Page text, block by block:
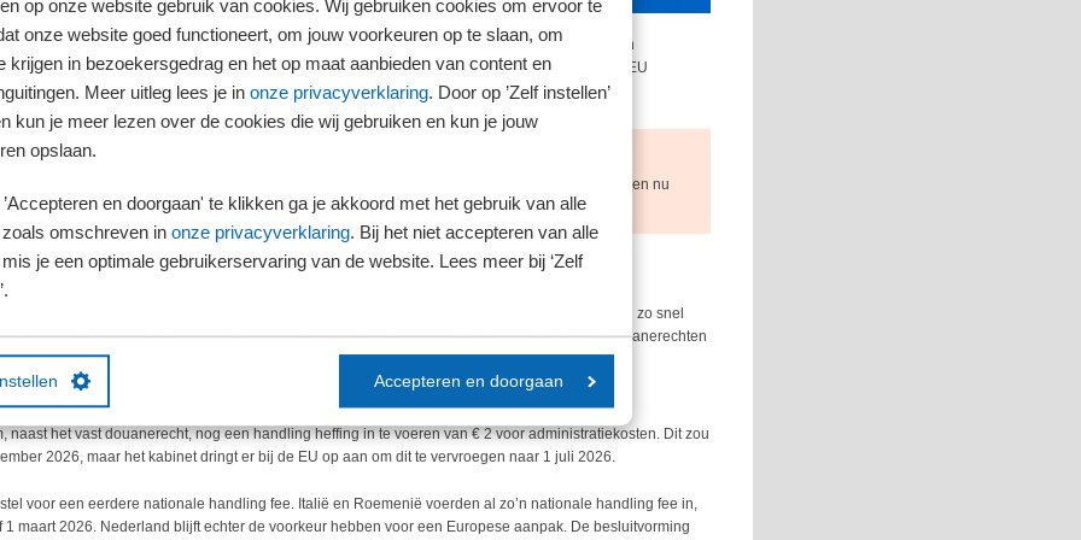
op onze website gebruik van cookies. Wij gebruiken cookies om ervoor te
onze website goed functioneert, om jouw voorkeuren op te slaan, om
krijgen in bezoekersgedrag en het op maat aanbieden van content en
Meer uitleg lees je in onze privacyverklaring. Door op ’Zelf instellen’
kun je meer lezen over de cookies die wij gebruiken en kun je jouw
opslaan.
en doorgaan' te klikken ga je akkoord met het gebruik van alle
omschreven in onze privacyverklaring. Bij het niet accepteren van alle
je een optimale gebruikerservaring van de website. Lees meer bij ‘Zelf
Accepteren en doorgaan
toepassing op alle goederen die de EU binnenkomen als de verkopers van buiten de EU zijn
voor invoer van de EU. In het éénloketsysteem is 93% van alle e-commerce naar de EU
alleen gelden voor pakketten met een waarde tot € 150. Voor pakketten van € 150 of meer gelden nu
tot 2028. De Raad van de Europese Unie heeft namelijk in november 2025 al toegezegd zo snel
kleine pakketten in te voeren. Na invoering zal over alle goederen van minder dan € 150 douanerechten
EU-tarieven voor de afzonderlijke producten.
naast het vast douanerecht, nog een handling heffing in te voeren van € 2 voor administratiekosten. Dit zou
2026, maar het kabinet dringt er bij de EU op aan om dit te vervroegen naar 1 juli 2026.
voor een eerdere nationale handling fee. Italië en Roemenië voerden al zo’n nationale handling fee in,
1 maart 2026. Nederland blijft echter de voorkeur hebben voor een Europese aanpak. De besluitvorming